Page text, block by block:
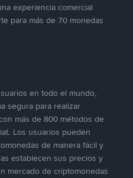
experiencia comercial
para más de 70 monedas
en todo el mundo,
segura para realizar
más de 800 métodos de
Los usuarios pueden
de manera fácil y
establecen sus precios y
mercado de criptomonedas